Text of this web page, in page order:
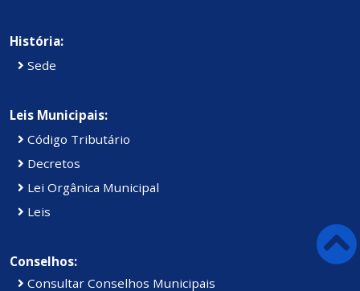
História:
Sede
Leis Municipais:
Código Tributário
Decretos
Lei Orgânica Municipal
Leis
Conselhos:
Consultar Conselhos Municipais